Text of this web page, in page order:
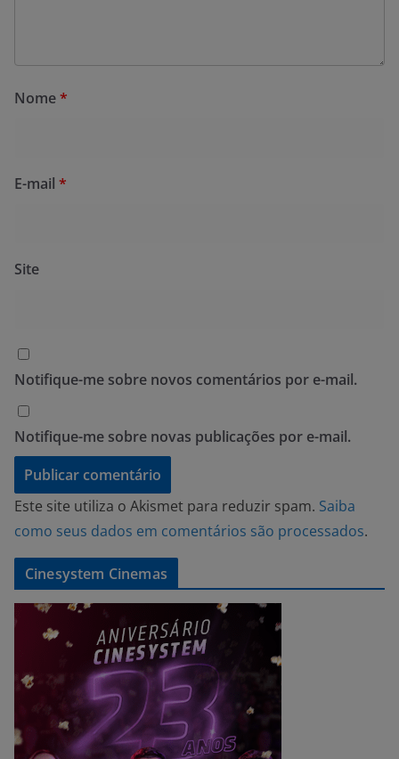
Nome*
E-mail *
Site
Notifique-me sobre novos comentários por e-mail.
Notifique-me sobre novas publicações por e-mail.
Este site utiliza o Akismet para reduzir spam. Saiba
como seus dados em comentários são processados.
Cinesystem Cinemas